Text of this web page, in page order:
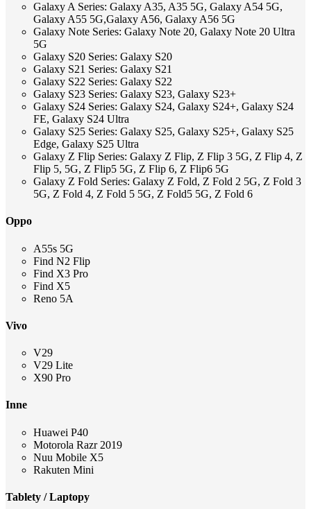
Galaxy A Series: Galaxy A35, A35 5G, Galaxy A54 5G,
Galaxy A55 5G,Galaxy A56, Galaxy A56 5G
Galaxy Note Series: Galaxy Note 20, Galaxy Note 20 Ultra
5G
Galaxy S20 Series: Galaxy S20
Galaxy S21 Series: Galaxy S21
Galaxy S22 Series: Galaxy S22
Galaxy S23 Series: Galaxy S23, Galaxy S23+
Galaxy S24 Series: Galaxy S24, Galaxy S24+, Galaxy S24
FE, Galaxy S24 Ultra
Galaxy S25 Series: Galaxy S25, Galaxy S25+, Galaxy S25
Edge, Galaxy S25 Ultra
Galaxy Z Flip Series: Galaxy Z Flip, Z Flip 3 5G, Z Flip 4, Z
Flip 5, 5G, Z Flip5 5G, Z Flip 6, Z Flip6 5G
Galaxy Z Fold Series: Galaxy Z Fold, Z Fold 2 5G, Z Fold 3
5G, Z Fold 4, Z Fold 5 5G, Z Fold5 5G, Z Fold 6
Oppo
A55s 5G
Find N2 Flip
Find X3 Pro
Find X5
Reno 5A
Vivo
V29
V29 Lite
X90 Pro
Inne
Huawei P40
Motorola Razr 2019
Nuu Mobile X5
Rakuten Mini
Tablety / Laptopy